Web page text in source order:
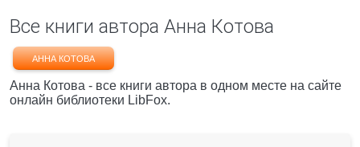
Все книги автора Анна Котова
АННА КОТОВА
Анна Котова - все книги автора в одном месте на сайте
онлайн библиотеки LibFox.